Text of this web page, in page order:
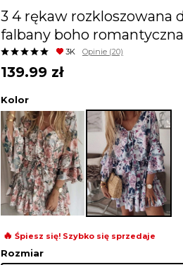
3 4 rękaw rozkloszowana
falbany boho
3K Opinie (20)
139.99 zł
Kolor
🔥 Śpiesz się! Szybko się sprzedaje
Rozmiar